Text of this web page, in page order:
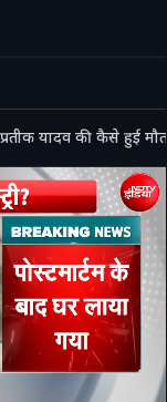
यादव की कैसे हुई